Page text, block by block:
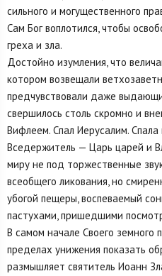
сильного и могущественного
Сам Бог воплотился, чтобы
греха и зла.
Достойно изумления, что
котором возвещали
предчувствовали даже
свершилось столь скромно и
Вифлеем. Спал Иерусалим. Спала
Вседержитель — Царь царей и
миру не под торжественные
всеобщего ликования, но
убогой пещеры, воспеваемый
пастухами, пришедшими
В самом начале Своего земного
пределах унижения показать
размышляет святитель Иоанн